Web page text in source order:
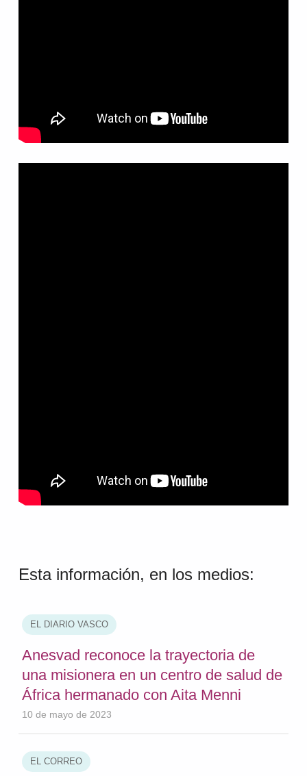
Esta información, en los medios:
EL DIARIO VASCO
Anesvad reconoce la trayectoria de
una misionera en un centro de salud de
África hermanado con Aita Menni
10 de mayo de 2023
EL CORREO